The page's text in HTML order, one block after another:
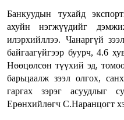
Банкуудын тухайд
ахуйн нэгжүүдийг
илэрхийллээ. Чанаргүй
байгаагүйгээр буурч, 4.6
Нөөцөлсөн түүхий эд,
барьцаалж зээл олгох,
гаргах зэрэг асуудлыг
Ерөнхийлөгч С.Наранцогт